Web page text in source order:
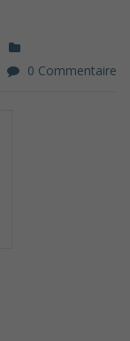
0 Commentaire